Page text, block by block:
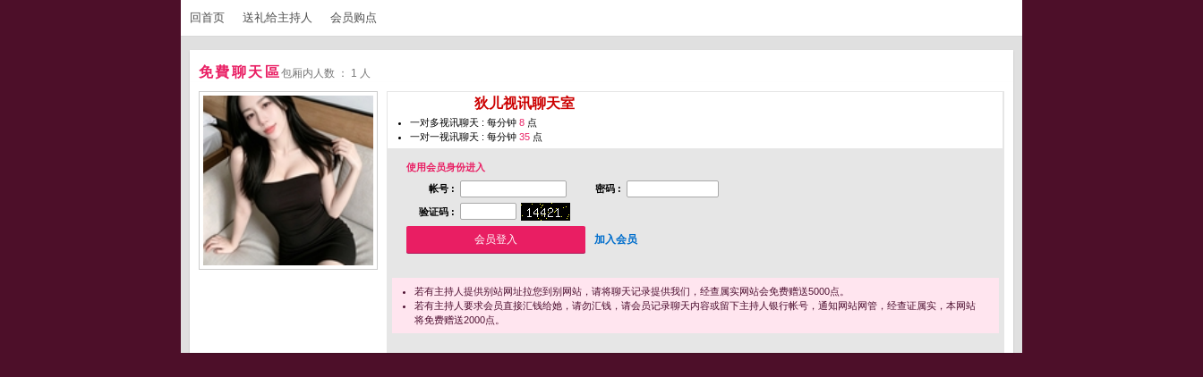
回首页 送礼给主持人 会员购点
免費聊天區包厢内人数 ： 1 人
狄儿视讯聊天室
一对多视讯聊天 : 每分钟 8 点
一对一视讯聊天 : 每分钟 35 点
使用会员身份进入
帐号 :
密码 :
验证码 :
加入会员
若有主持人提供别站网址拉您到别网站，请将聊天记录提供我们，经查属实网站会免费赠送5000点。
若有主持人要求会员直接汇钱给她，请勿汇钱，请会员记录聊天内容或留下主持人银行帐号，通知网站网管，经查证属实，本网站
将免费赠送2000点。